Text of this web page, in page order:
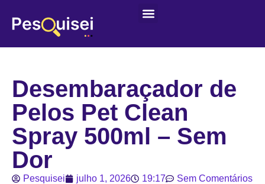
Desembaraçador de
Pelos Pet Clean
Spray 500ml – Sem
Dor
Pesquisei julho 1, 2026 19:17 Sem Comentários